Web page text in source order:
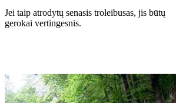
Jei taip atrodytų senasis troleibusas, jis būtų
gerokai vertingesnis.